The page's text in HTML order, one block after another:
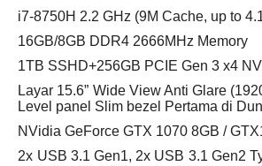
i7-8750H 2.2 GHz (9M Cache, up to
16GB/8GB DDR4 2666MHz Memory
1TB SSHD+256GB PCIE Gen 3 x4
Layar 15.6” Wide View Anti Glare
Level panel Slim bezel Pertama di
NVidia GeForce GTX 1070 8GB /
2x USB 3.1 Gen1, 2x USB 3.1 Gen2